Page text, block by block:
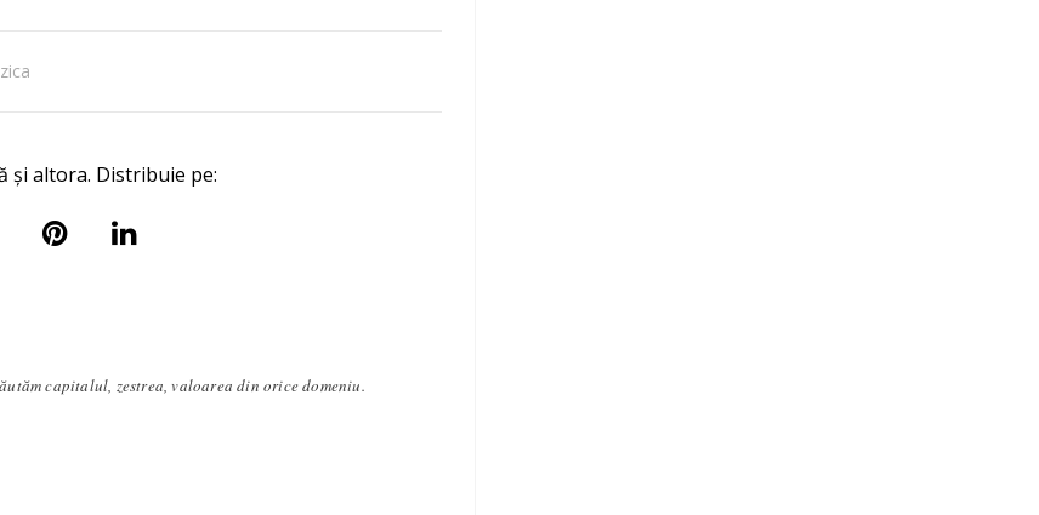
și altora. Distribuie pe:
capitalul, zestrea, valoarea din orice domeniu.